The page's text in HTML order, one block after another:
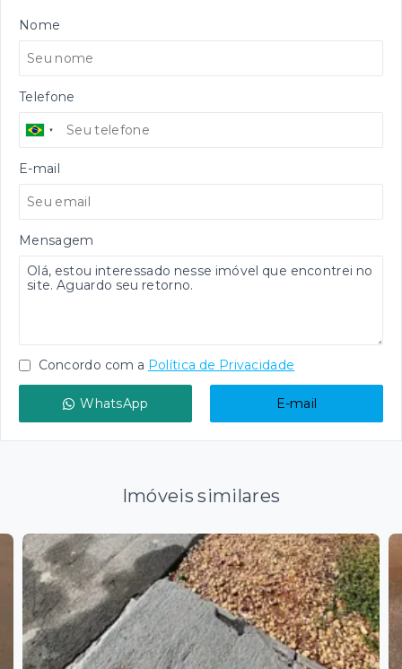
Nome
Telefone
E-mail
Mensagem
Concordo com a Política de Privacidade
WhatsApp E-mail
Imóveis similares